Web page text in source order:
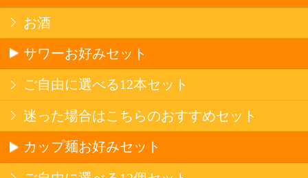
種類で探す
産地で探す
ブドウ品種で探す
サワー・ハイボール
ビール・発泡酒
ストロングサワー